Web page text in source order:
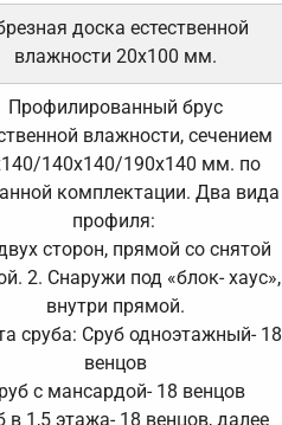
доска естественной
влажности 20х100 мм.
Профилированный брус
влажности, сечением
140х140/190х140 мм. по
комплектации. Два вида
профиля:
сторон, прямой со снятой
2. Снаружи под «блок- хаус»,
внутри прямой.
сруба: Сруб одноэтажный- 18
венцов
с мансардой- 18 венцов
в 1,5 этажа- 18 венцов, далее